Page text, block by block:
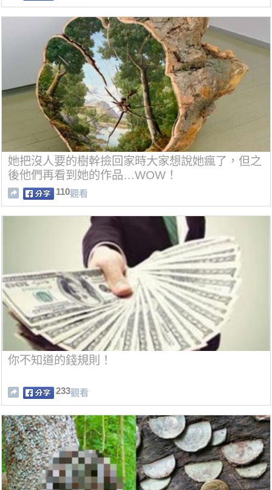
她把沒人要的樹幹撿回家時大家想說她瘋了，但之
後他們再看到她的作品…WOW！
110觀看
你不知道的錢規則！
233觀看